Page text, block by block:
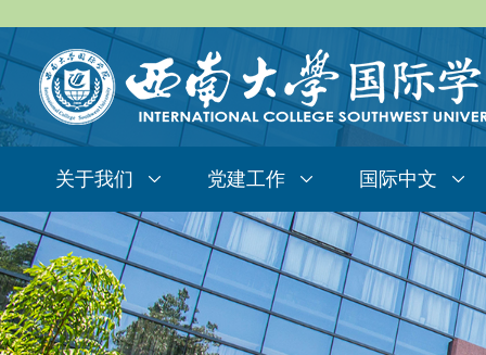
关于我们 党建工作 国际中文